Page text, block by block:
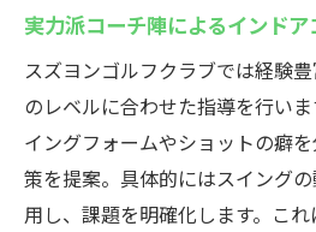
実力派コーチ陣によるインド
スズヨンゴルフクラブでは経験
のレベルに合わせた指導を行い
イングフォームやショットの癖
策を提案。具体的にはスイング
用し、課題を明確化します。こ